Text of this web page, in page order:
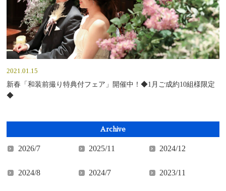
2021.01.15
新春「和装前撮り特典付フェア」開催中！◆1月ご成約10組様限定
◆
Archive
2026/7 2025/11 2024/12
2024/8 2024/7 2023/11